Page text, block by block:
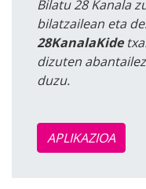
Bilatu 28 Kanala
bilatzailean eta
28KanalaKide
dizuten
duzu.
APLIKAZIOA